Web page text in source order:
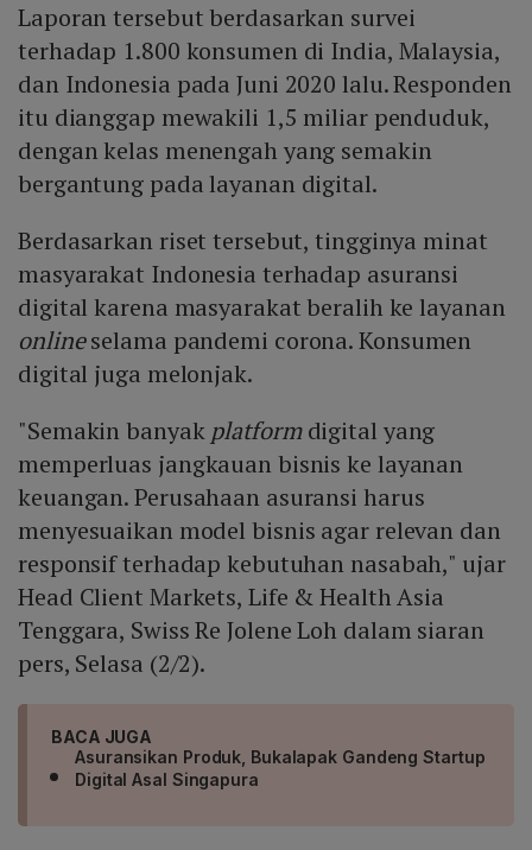
Laporan tersebut berdasarkan survei
terhadap 1.800 konsumen di India, Malaysia,
dan Indonesia pada Juni 2020 lalu. Responden
itu dianggap mewakili 1,5 miliar penduduk,
dengan kelas menengah yang semakin
bergantung pada layanan digital.
Berdasarkan riset tersebut, tingginya minat
masyarakat Indonesia terhadap asuransi
digital karena masyarakat beralih ke layanan
onlineselama pandemi corona. Konsumen
digital juga melonjak.
"Semakin banyak platformdigital yang
memperluas jangkauan bisnis ke layanan
keuangan. Perusahaan asuransi harus
menyesuaikan model bisnis agar relevan dan
responsif terhadap kebutuhan nasabah," ujar
Head Client Markets, Life & Health Asia
Tenggara, Swiss Re Jolene Loh dalam siaran
pers, Selasa (2/2).
BACA JUGA
Asuransikan Produk, Bukalapak Gandeng Startup
Digital Asal Singapura